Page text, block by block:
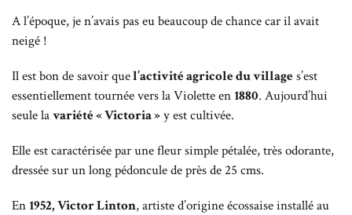
A l’époque, je n’avais pas eu beaucoup de chance car il avait
neigé !
Il est bon de savoir quel’activité agricole du villages’est
essentiellement tournée vers la Violette en1880. Aujourd’hui
seule lavariété « Victoria »y est cultivée.
Elle est caractérisée par une fleur simple pétalée, très odorante,
dressée sur un long pédoncule de près de 25 cms.
En1952, Victor Linton, artiste d’origine écossaise installé au